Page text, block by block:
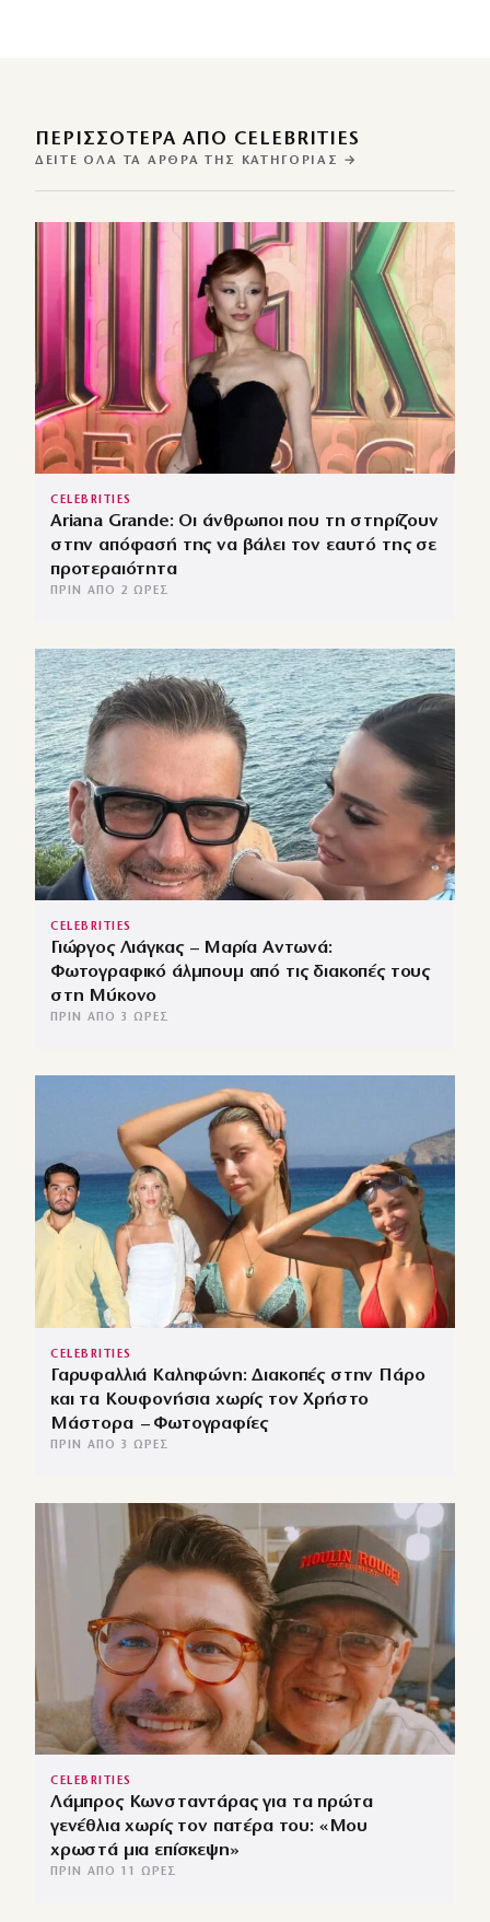
ΠΕΡΙΣΣΌΤΕΡΑ ΑΠΌ CELEBRITIES
ΔΕΊΤΕ ΌΛΑ ΤΑ ΆΡΘΡΑ ΤΗΣ ΚΑΤΗΓΟΡΊΑΣ →
CELEBRITIES
Ariana Grande: Οι άνθρωποι που τη στηρίζουν
στην απόφασή της να βάλει τον εαυτό της σε
προτεραιότητα
ΠΡΙΝ ΑΠΌ 2 ΏΡΕΣ
CELEBRITIES
Γιώργος Λιάγκας – Μαρία Αντωνά:
Φωτογραφικό άλμπουμ από τις διακοπές τους
στη Μύκονο
ΠΡΙΝ ΑΠΌ 3 ΏΡΕΣ
CELEBRITIES
Γαρυφαλλιά Καληφώνη: Διακοπές στην Πάρο
και τα Κουφονήσια χωρίς τον Χρήστο
Μάστορα – Φωτογραφίες
ΠΡΙΝ ΑΠΌ 3 ΏΡΕΣ
CELEBRITIES
Λάμπρος Κωνσταντάρας για τα πρώτα
γενέθλια χωρίς τον πατέρα του: «Μου
χρωστά μια επίσκεψη»
ΠΡΙΝ ΑΠΌ 11 ΏΡΕΣ